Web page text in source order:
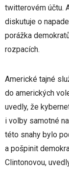
twitterovém účtu.
diskutuje o
porážka
rozpacích.
Americké tajné
do amerických
uvedly, že
i volby samotné
této snahy bylo
a pošpinit
Clintonovou,